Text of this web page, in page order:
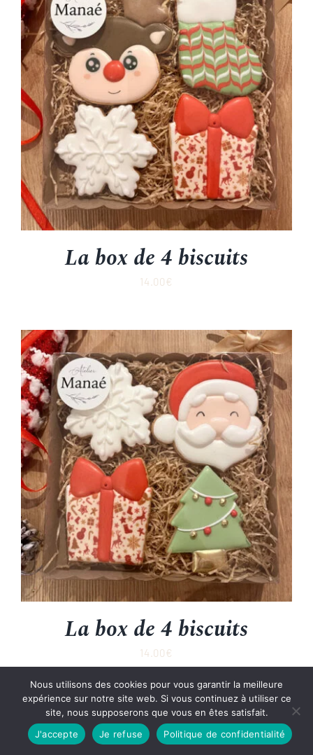
La box de 4 biscuits
14.00€
La box de 4 biscuits
14.00€
Nous utilisons des cookies pour vous garantir la meilleure
expérience sur notre site web. Si vous continuez à utiliser ce
site, nous supposerons que vous en êtes satisfait.
J'accepte
Je refuse Politique de confidentialité